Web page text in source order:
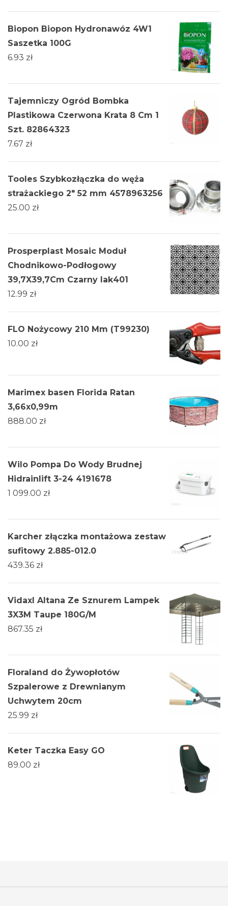
Biopon Biopon Hydronawóz 4W1
Saszetka 100G
6.93 zł
Tajemniczy Ogród Bombka
Plastikowa Czerwona Krata 8 Cm 1
Szt. 82864323
7.67 zł
Tooles Szybkozłączka do węża
strażackiego 2" 52 mm 4578963256
25.00 zł
Prosperplast Mosaic Moduł
Chodnikowo-Podłogowy
39,7X39,7Cm Czarny Iak401
12.99 zł
FLO Nożycowy 210 Mm (T99230)
10.00 zł
Marimex basen Florida Ratan
3,66x0,99m
888.00 zł
Wilo Pompa Do Wody Brudnej
Hidrainlift 3-24 4191678
1 099.00 zł
Karcher złączka montażowa zestaw
sufitowy 2.885-012.0
439.36 zł
Vidaxl Altana Ze Sznurem Lampek
3X3M Taupe 180G/M
867.35 zł
Floraland do Żywopłotów
Szpalerowe z Drewnianym
Uchwytem 20cm
25.99 zł
Keter Taczka Easy GO
89.00 zł